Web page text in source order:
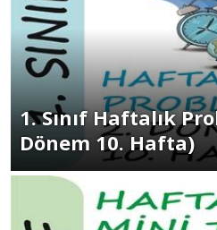
1. Sınıf Haftalık
Dönem 10. Hafta)